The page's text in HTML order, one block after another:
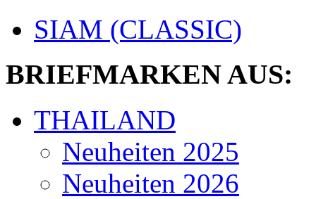
SIAM (CLASSIC)
BRIEFMARKEN AUS:
THAILAND
Neuheiten 2025
Neuheiten 2026